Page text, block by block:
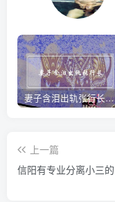
妻子含泪出轨张行长 她说全都是因为家中
上一篇
信阳有专业分离小三的